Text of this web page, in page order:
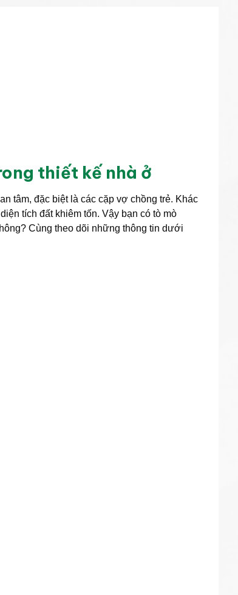
thiết kế nhà ở
tâm, đặc biệt là các cặp vợ chồng trẻ. Khác
tích đất khiêm tốn. Vậy bạn có tò mò
Cùng theo dõi những thông tin dưới